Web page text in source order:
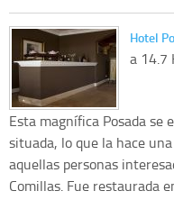
Hotel
a 14.7
Esta magnífica Posada se
situada, lo que la hace
aquellas personas
Comillas. Fue restaurada